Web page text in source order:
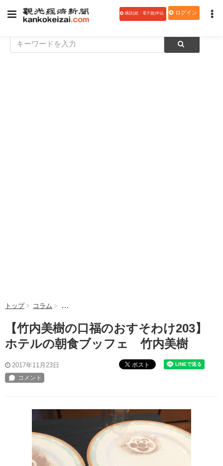
購読(紙・電子版)申込 ログイン
トップ コラム 【竹内美樹の口福のおすそわけ203】ホテルの朝食ブ
【竹内美樹の口福のおすそわけ203】
ホテルの朝食ブッフェ 竹内美樹
2017年11月23日 ポスト